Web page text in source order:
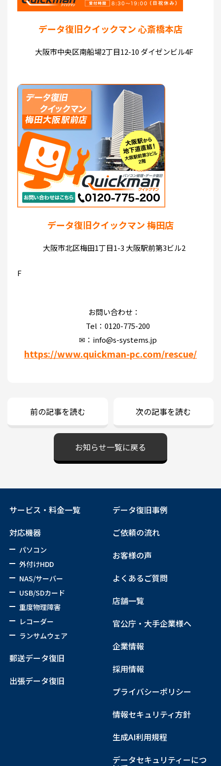
データ復旧クイックマン 心斎橋本店
大阪市中央区南船場2丁目12-10 ダイゼンビル4F
データ復旧クイックマン 梅田店
大阪市北区梅田1丁目1-3 大阪駅前第3ビル2
F
お問い合わせ：
Tel：0120-775-200
✉：info@s-systems.jp
https://www.quickman-pc.com/rescue/
前の記事を読む 次の記事を読む
お知らせ一覧に戻る
サービス・料金一覧
対応機器
パソコン
外付けHDD
NAS/サーバー
USB/SDカード
重度物理障害
レコーダー
ランサムウェア
郵送データ復旧
出張データ復旧
データ復旧事例
ご依頼の流れ
お客様の声
よくあるご質問
店舗一覧
官公庁・大手企業様へ
企業情報
採用情報
プライバシーポリシー
情報セキュリティ方針
生成AI利用規程
データセキュリティーにつ